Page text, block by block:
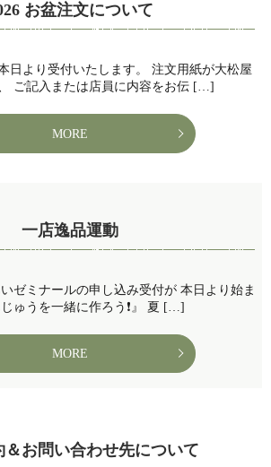
お盆注文について
日より受付いたします。 注文用紙が大松屋
ご記入または店員に内容をお伝 […]
MORE
一店逸品運動
ゼミナールの申し込み受付が 本日より始ま
ゅうを一緒に作ろう❗』 夏 […]
MORE
＆お問い合わせ先について